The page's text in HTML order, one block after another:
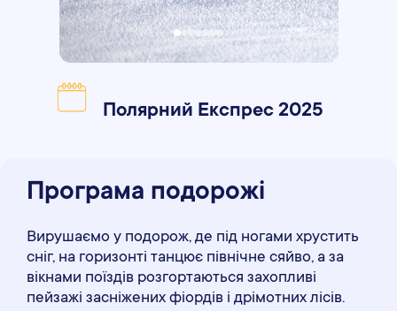
Полярний Експрес 2025
Програма подорожі
Вирушаємо у подорож, де під ногами хрустить
сніг, на горизонті танцює північне сяйво, а за
вікнами поїздів розгортаються захопливі
пейзажі засніжених фіордів і дрімотних лісів.